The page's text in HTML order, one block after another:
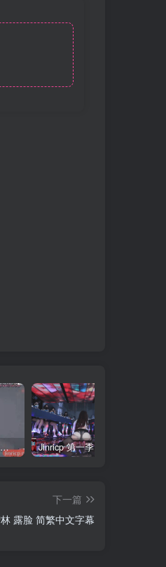
PandaClass S7E3 熊猫班 第7季 第3期 二十一点日 中英韩简繁字幕
下一篇
露脸 简繁中文字幕